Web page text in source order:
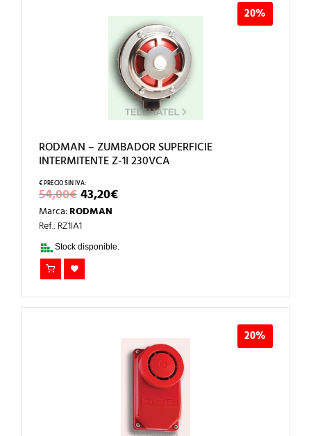
20%
RODMAN – ZUMBADOR SUPERFICIE
INTERMITENTE Z-1I 230VCA
54,00€EL
PRECIO
ORIGINAL
ERA:
54,00€.
43,20€EL
PRECIO
Marca:RODMAN
Ref.: RZ1IA1
Stock disponible.
20%